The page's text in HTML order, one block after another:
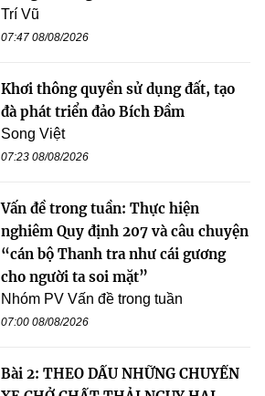
Trí Vũ
07:47 08/08/2026
Khơi thông quyền sử dụng đất, tạo
đà phát triển đảo Bích Đầm
Song Việt
07:23 08/08/2026
Vấn đề trong tuần: Thực hiện
nghiêm Quy định 207 và câu chuyện
“cán bộ Thanh tra như cái gương
cho người ta soi mặt”
Nhóm PV Vấn đề trong tuần
07:00 08/08/2026
Bài 2: THEO DẤU NHỮNG CHUYẾN